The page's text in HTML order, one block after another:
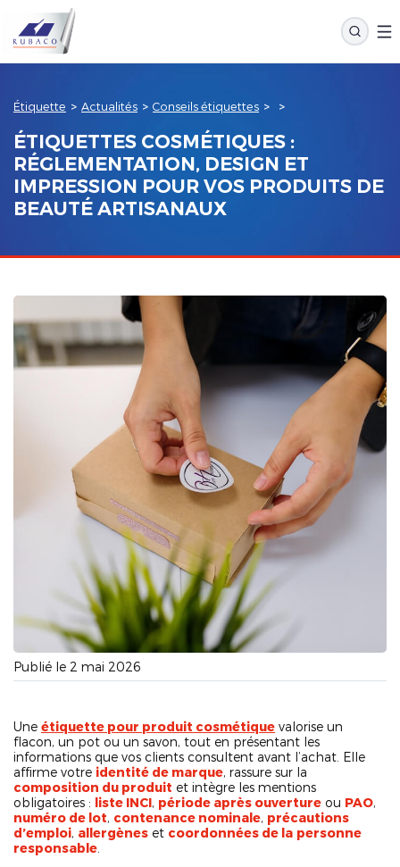
Étiquette > Actualités > Conseils étiquettes > >
ÉTIQUETTES COSMÉTIQUES :
RÉGLEMENTATION, DESIGN ET
IMPRESSION POUR VOS PRODUITS DE
BEAUTÉ ARTISANAUX
Publié le 2 mai 2026
Une étiquette pour produit cosmétique valorise un
flacon, un pot ou un savon, tout en présentant les
informations que vos clients consultent avant l’achat. Elle
affirme votre identité de marque, rassure sur la
composition du produit et intègre les mentions
obligatoires : liste INCI, période après ouverture ou PAO,
numéro de lot, contenance nominale, précautions
d’emploi, allergènes et coordonnées de la personne
responsable